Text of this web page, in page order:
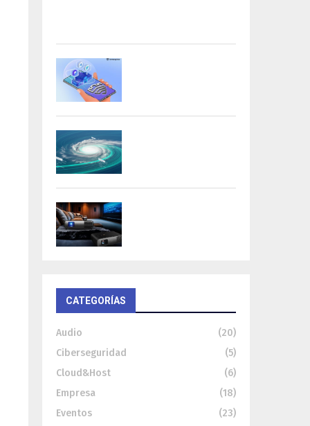
CATEGORÍAS
Audio
(20)
Ciberseguridad
(5)
Cloud&Host
(6)
Empresa
(18)
Eventos
(23)